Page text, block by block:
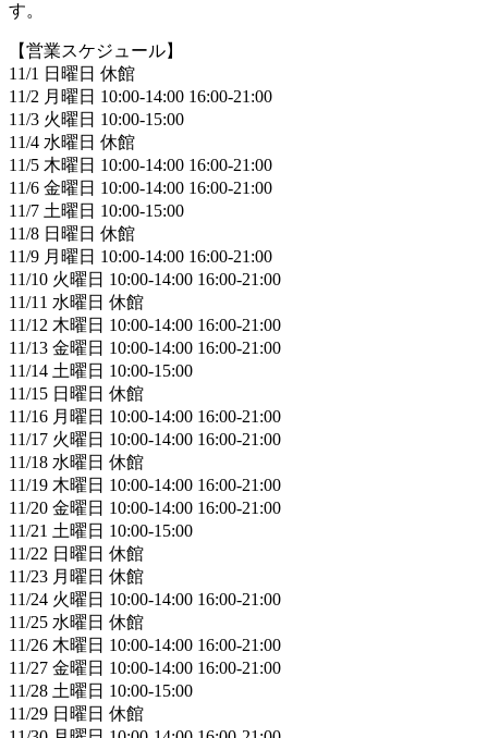
す。
【営業スケジュール】
11/1 日曜日 休館
11/2 月曜日 10:00-14:00 16:00-21:00
11/3 火曜日 10:00-15:00
11/4 水曜日 休館
11/5 木曜日 10:00-14:00 16:00-21:00
11/6 金曜日 10:00-14:00 16:00-21:00
11/7 土曜日 10:00-15:00
11/8 日曜日 休館
11/9 月曜日 10:00-14:00 16:00-21:00
11/10 火曜日 10:00-14:00 16:00-21:00
11/11 水曜日 休館
11/12 木曜日 10:00-14:00 16:00-21:00
11/13 金曜日 10:00-14:00 16:00-21:00
11/14 土曜日 10:00-15:00
11/15 日曜日 休館
11/16 月曜日 10:00-14:00 16:00-21:00
11/17 火曜日 10:00-14:00 16:00-21:00
11/18 水曜日 休館
11/19 木曜日 10:00-14:00 16:00-21:00
11/20 金曜日 10:00-14:00 16:00-21:00
11/21 土曜日 10:00-15:00
11/22 日曜日 休館
11/23 月曜日 休館
11/24 火曜日 10:00-14:00 16:00-21:00
11/25 水曜日 休館
11/26 木曜日 10:00-14:00 16:00-21:00
11/27 金曜日 10:00-14:00 16:00-21:00
11/28 土曜日 10:00-15:00
11/29 日曜日 休館